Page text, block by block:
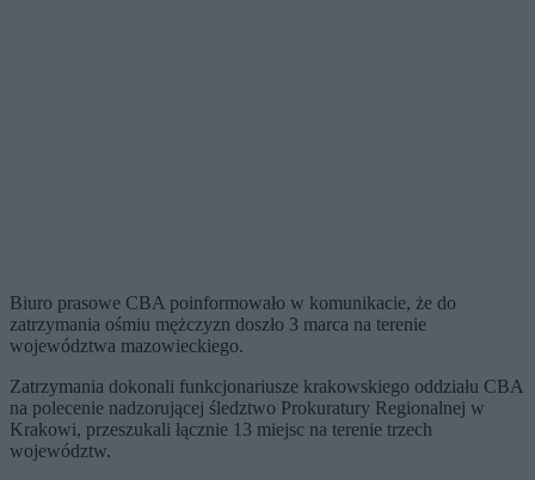
Biuro prasowe CBA poinformowało w komunikacie, że do
zatrzymania ośmiu mężczyzn doszło 3 marca na terenie
województwa mazowieckiego.
Zatrzymania dokonali funkcjonariusze krakowskiego oddziału CBA
na polecenie nadzorującej śledztwo Prokuratury Regionalnej w
Krakowi, przeszukali łącznie 13 miejsc na terenie trzech
województw.